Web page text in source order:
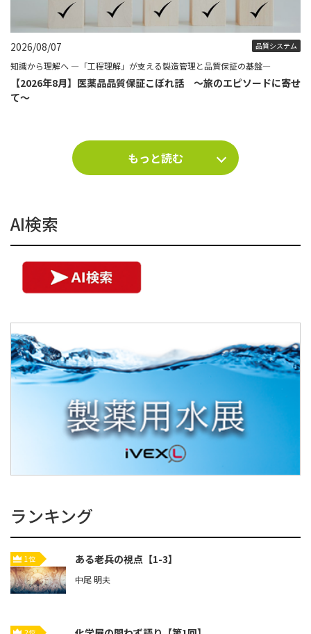
2026/08/07 品質システム
知識から理解へ ―「工程理解」が支える製造管理と品質保証の基盤―
【2026年8月】医薬品品質保証こぼれ話 ～旅のエピソードに寄せ
て～
もっと読む
AI検索
ランキング
1位 ある老兵の視点【1-3】
中尾 明夫